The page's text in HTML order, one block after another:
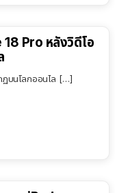
Pro หลังวิดีโอ
ฏบนโลกออนไล […]